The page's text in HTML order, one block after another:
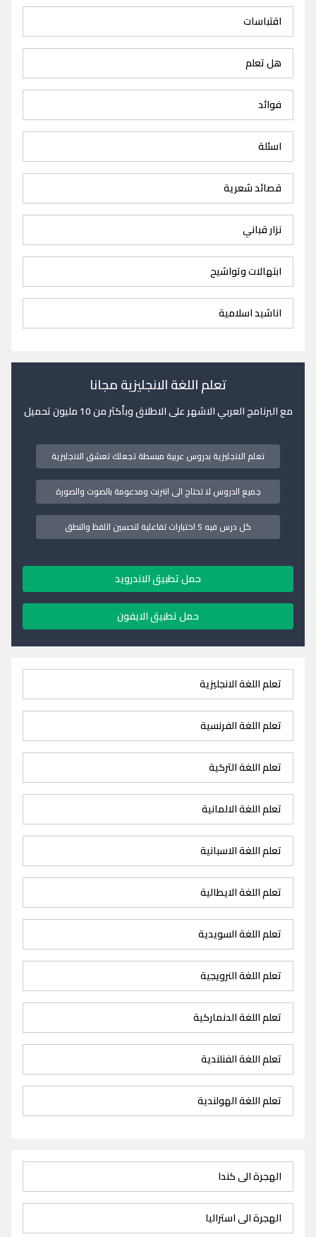
اقتباسات
هل تعلم
فوائد
اسئلة
قصائد شعرية
نزار قباني
ابتهالات وتواشيح
اناشيد اسلامية
تعلم اللغة الانجليزية مجانا
مع البرنامج العربي الاشهر على الاطلاق وبأكثر من 10 مليون تحميل
تعلم الانجليزية بدروس عربية مبسطة تجعلك تعشق الانجليزية
جميع الدروس لا تحتاج الى انترنت ومدعومة بالصوت والصورة
كل درس فيه 5 اختبارات تفاعلية لتحسين اللفظ والنطق
حمل تطبيق الاندرويد
حمل تطبيق الايفون
تعلم اللغة الانجليزية
تعلم اللغة الفرنسية
تعلم اللغة التركية
تعلم اللغة الالمانية
تعلم اللغة الاسبانية
تعلم اللغة الايطالية
تعلم اللغة السويدية
تعلم اللغة النرويجية
تعلم اللغة الدنماركية
تعلم اللغة الفنلندية
تعلم اللغة الهولندية
الهجرة الى كندا
الهجرة الى استراليا